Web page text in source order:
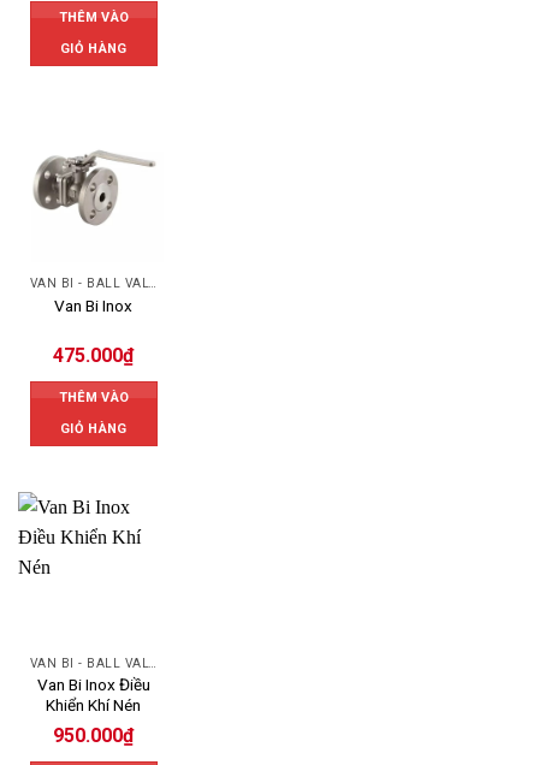
THÊM VÀO
GIỎ HÀNG
VAN BI - BALL VALVES
Van Bi Inox
475.000₫
THÊM VÀO
GIỎ HÀNG
VAN BI - BALL VALVES
Van Bi Inox Điều
Khiển Khí Nén
950.000₫